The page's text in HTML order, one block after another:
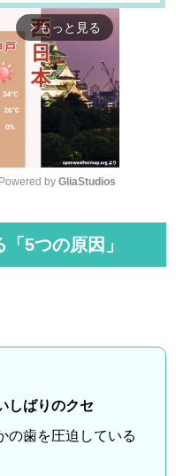
arrow_forward_ios もっと見る
t
e
Powered by GliaStudios
5つの原因」
しばりのクセ
の歯を圧迫している